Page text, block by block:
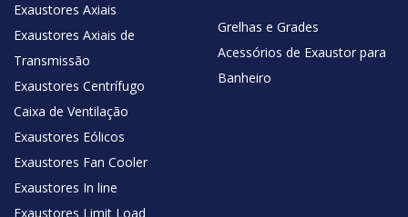
Exaustores Axiais
Exaustores Axiais de
Transmissão
Exaustores Centrífugo
Caixa de Ventilação
Exaustores Eólicos
Exaustores Fan Cooler
Exaustores In line
Exaustores Limit Load
Grelhas e Grades
Acessórios de Exaustor para
Banheiro